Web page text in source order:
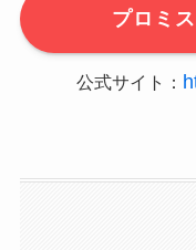
プロミ
公式サイト：